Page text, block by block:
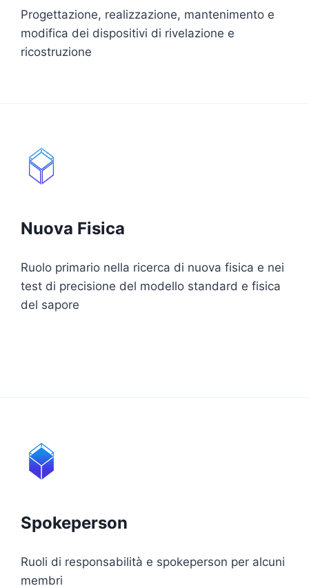
Progettazione, realizzazione, mantenimento e
modifica dei dispositivi di rivelazione e
ricostruzione
Nuova Fisica
Ruolo primario nella ricerca di nuova fisica e nei
test di precisione del modello standard e fisica
del sapore
Spokeperson
Ruoli di responsabilità e spokeperson per alcuni
membri